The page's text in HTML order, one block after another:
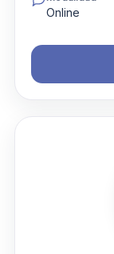
Online